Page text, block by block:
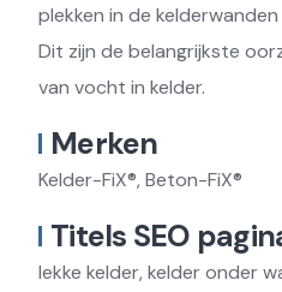
plekken in de
Dit zijn de belangrijkste
van vocht in kelder.
Merken
Kelder-FiX®, Beton-FiX®
Titels SEO
lekke kelder, kelder onder